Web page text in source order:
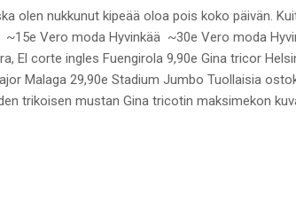
olen nukkunut kipeää oloa pois koko päivän.
Vero moda Hyvinkää ~30e Vero moda
El corte ingles Fuengirola 9,90e Gina tricor
Malaga 29,90e Stadium Jumbo Tuollaisia
trikoisen mustan Gina tricotin maksimekon